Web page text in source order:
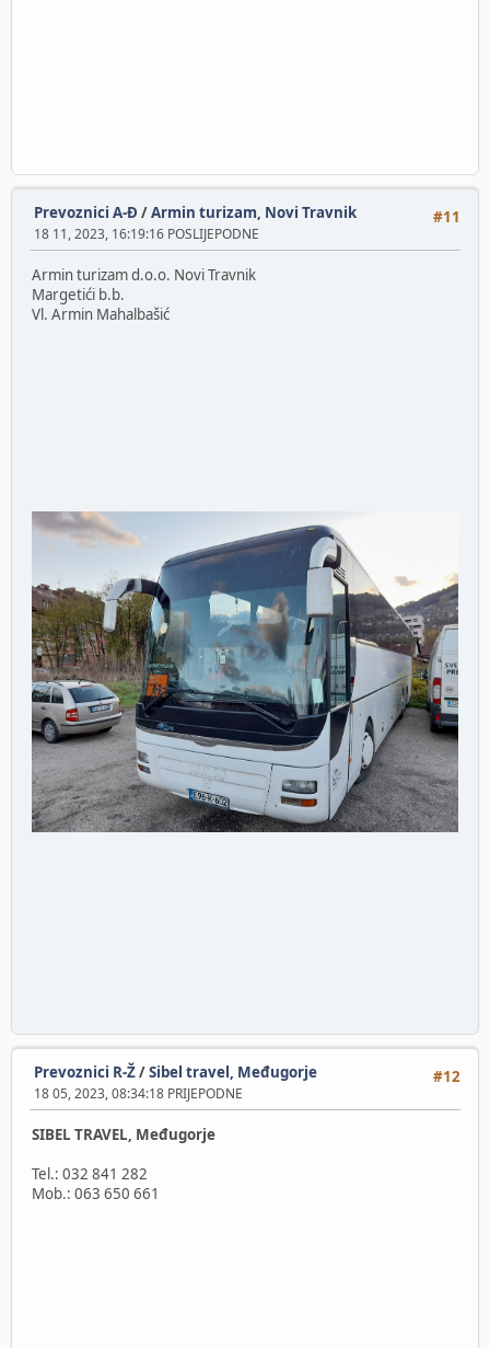
#11
Prevoznici A-Đ /Armin turizam, Novi Travnik
18 11, 2023, 16:19:16 POSLIJEPODNE
Armin turizam d.o.o. Novi Travnik
Margetići b.b.
Vl. Armin Mahalbašić
#12
Prevoznici R-Ž/Sibel travel, Međugorje
18 05, 2023, 08:34:18 PRIJEPODNE
SIBEL TRAVEL, Međugorje
Tel.: 032 841 282
Mob.: 063 650 661